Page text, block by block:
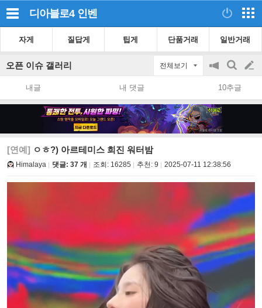
디아블로4 인벤
자게 질답게 팁게 단품거래 일반거래
오픈 이슈 갤러리 전체보기
공
지
on/off
검
색
글
쓰
내글 내 댓글 10추글
[연예] ㅇㅎ?) 아르테미스 희진 워터밤
Himalaya 댓글: 37 개 조회: 16285 추천: 9 2025-07-11 12:38:56